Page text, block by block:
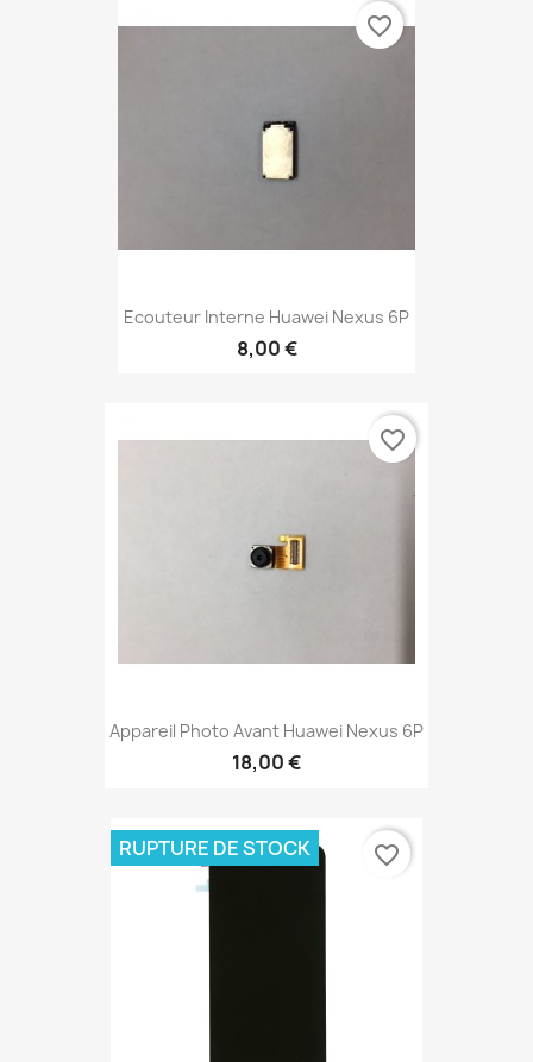
Ecouteur Interne Huawei Nexus 6P
8,00 €
favorite_border
Appareil Photo Avant Huawei Nexus 6P
18,00 €
favorite_border
RUPTURE DE STOCK favorite_border